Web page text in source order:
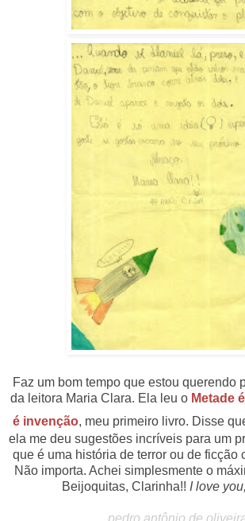
Faz um bom tempo que estou querendo
da leitora Maria Clara. Ela leu o Metade
é invenção, meu primeiro livro. Disse
ela me deu sugestões incríveis para um
que é uma história de terror ou de ficção
Não importa. Achei simplesmente o
Beijoquitas, Clarinha!! I love you,